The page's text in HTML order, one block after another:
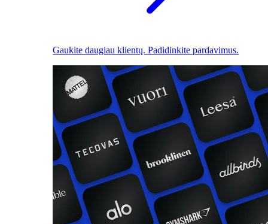
Gaukite daugiau klientų. Padidinkite pardavimus.